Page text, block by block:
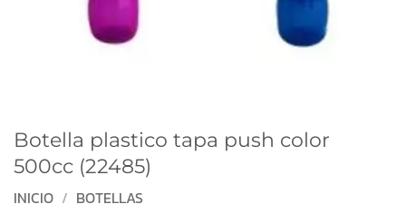
Botella plastico tapa push color
500cc (22485)
INICIO / BOTELLAS